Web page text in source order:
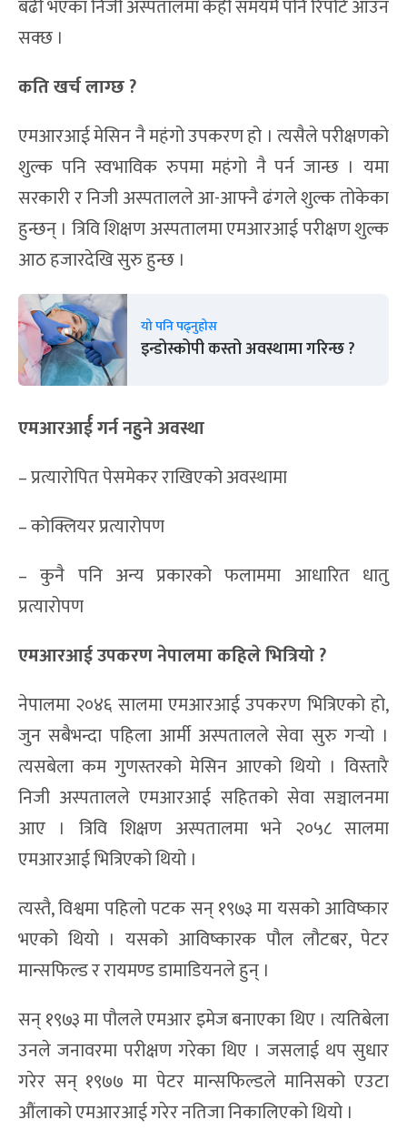
बढी भएका निजी अस्पतालमा केही समयमै पनि रिपोर्ट आउन
सक्छ ।
कति खर्च लाग्छ ?
एमआरआई मेसिन नै महंगो उपकरण हो । त्यसैले परीक्षणको
शुल्क पनि स्वभाविक रुपमा महंगो नै पर्न जान्छ । यमा
सरकारी र निजी अस्पतालले आ-आफ्नै ढंगले शुल्क तोकेका
हुन्छन् । त्रिवि शिक्षण अस्पतालमा एमआरआई परीक्षण शुल्क
आठ हजारदेखि सुरु हुन्छ ।
यो पनि पढ्नुहोस
इन्डोस्कोपी कस्तो अवस्थामा गरिन्छ ?
एमआरआर्ई गर्न नहुने अवस्था
– प्रत्यारोपित पेसमेकर राखिएको अवस्थामा
– कोक्लियर प्रत्यारोपण
– कुनै पनि अन्य प्रकारको फलाममा आधारित धातु
प्रत्यारोपण
एमआरआई उपकरण नेपालमा कहिले भित्रियो ?
नेपालमा २०४६ सालमा एमआरआई उपकरण भित्रिएको हो,
जुन सबैभन्दा पहिला आर्मी अस्पतालले सेवा सुरु गर्‍यो ।
त्यसबेला कम गुणस्तरको मेसिन आएको थियो । विस्तारै
निजी अस्पतालले एमआरआई सहितको सेवा सञ्चालनमा
आए । त्रिवि शिक्षण अस्पतालमा भने २०५८ सालमा
एमआरआई भित्रिएको थियो ।
त्यस्तै, विश्वमा पहिलो पटक सन् १९७३ मा यसको आविष्कार
भएको थियो । यसको आविष्कारक पौल लौटबर, पेटर
मान्सफिल्ड र रायमण्ड डामाडियनले हुन् ।
सन् १९७३ मा पौलले एमआर इमेज बनाएका थिए । त्यतिबेला
उनले जनावरमा परीक्षण गरेका थिए । जसलाई थप सुधार
गरेर सन् १९७७ मा पेटर मान्सफिल्डले मानिसको एउटा
औंलाको एमआरआई गरेर नतिजा निकालिएको थियो ।